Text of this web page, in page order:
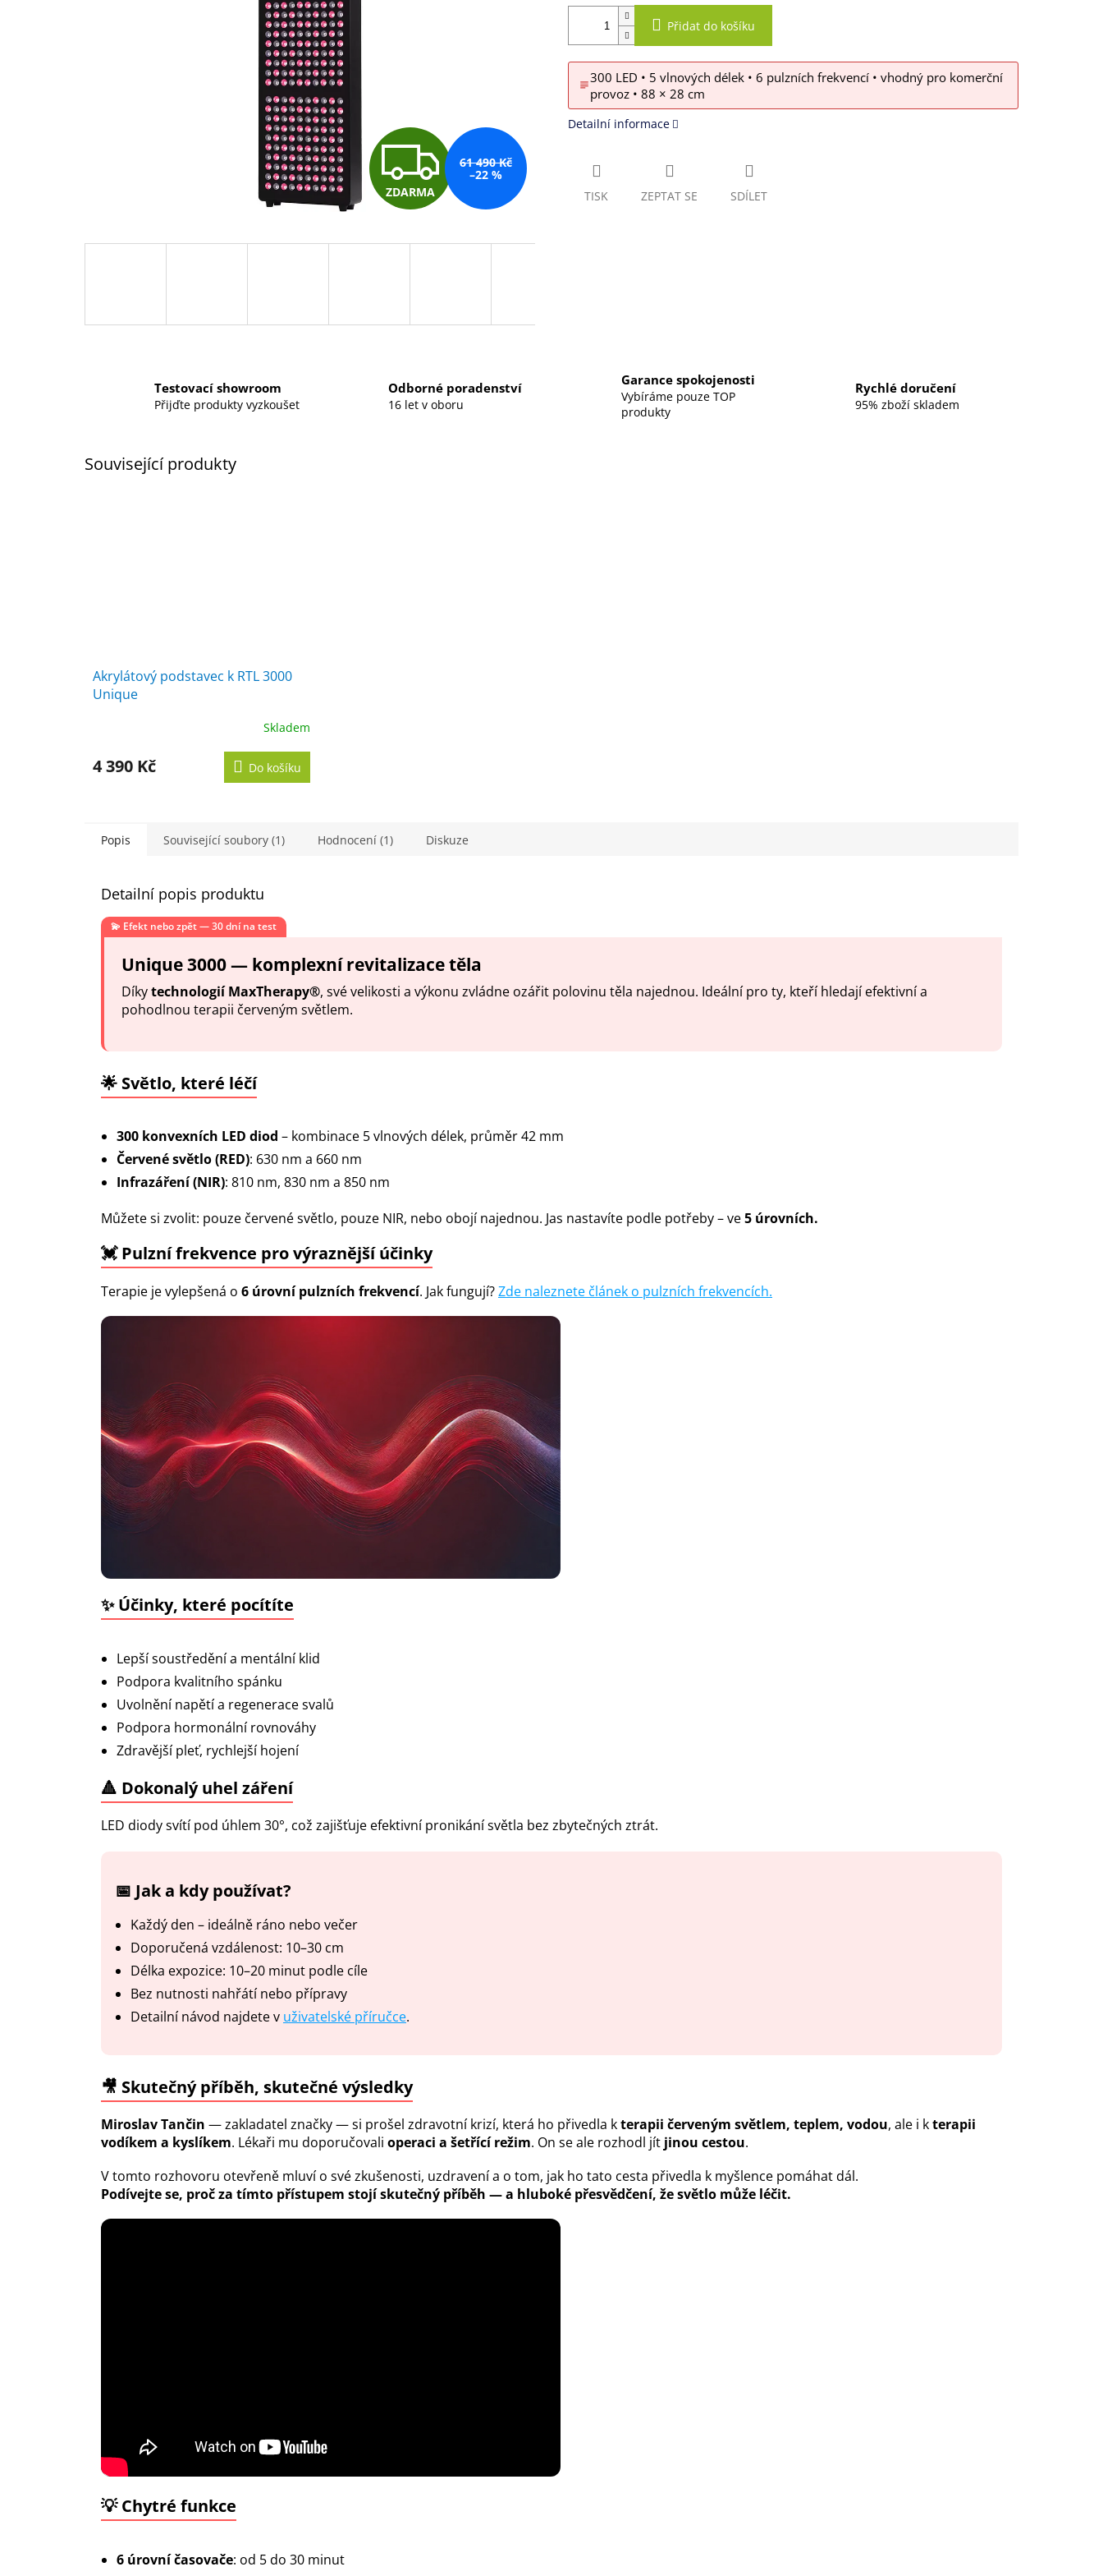
Z
D
R
M
ZDARMA
61 490 Kč
–22 %
Přidat do košíku
300 LED • 5 vlnových délek • 6 pulzních frekvencí • vhodný pro komerční
provoz • 88 × 28 cm
Detailní informace
TISK ZEPTAT SE SDÍLET
Testovací showroom
Přijďte produkty vyzkoušet
Odborné poradenství
16 let v oboru
Garance spokojenosti
Vybíráme pouze TOP
produkty
Rychlé doručení
95% zboží skladem
Související produkty
Akrylátový podstavec k RTL 3000
Unique
Skladem
4 390 Kč Do košíku
Popis Související soubory (1) Hodnocení (1) Diskuze
Detailní popis produktu
💫 Efekt nebo zpět — 30 dní na test
Unique 3000 — komplexní revitalizace těla
Díkytechnologií MaxTherapy®, své velikosti a výkonu zvládne ozářit polovinu těla najednou. Ideální pro ty, kteří hledají efektivní a
pohodlnou terapii červeným světlem.
🌟 Světlo, které léčí
300 konvexních LED diod – kombinace 5 vlnových délek, průměr 42 mm
Červené světlo (RED): 630 nm a 660 nm
Infrazáření (NIR): 810 nm, 830 nm a 850 nm
Můžete si zvolit: pouze červené světlo, pouze NIR, nebo obojí najednou. Jas nastavíte podle potřeby – ve5 úrovních.
💓 Pulzní frekvence pro výraznější účinky
Terapie je vylepšená o 6 úrovní pulzních frekvencí. Jak fungují?Zde naleznete článek o pulzních frekvencích.
✨ Účinky, které pocítíte
Lepší soustředění a mentální klid
Podpora kvalitního spánku
Uvolnění napětí a regenerace svalů
Podpora hormonální rovnováhy
Zdravější pleť, rychlejší hojení
🔺 Dokonalý uhel záření
LED diody svítí pod úhlem 30°, což zajišťuje efektivní pronikání světla bez zbytečných ztrát.
📅 Jak a kdy používat?
Každý den – ideálně ráno nebo večer
Doporučená vzdálenost: 10–30 cm
Délka expozice: 10–20 minut podle cíle
Bez nutnosti nahřátí nebo přípravy
Detailní návod najdete v uživatelské příručce.
🎥 Skutečný příběh, skutečné výsledky
Miroslav Tančin — zakladatel značky — si prošel zdravotní krizí, která ho přivedla kterapii červeným světlem, teplem, vodou, ale i kterapii
vodíkem a kyslíkem. Lékaři mu doporučovali operaci a šetřící režim. On se ale rozhodl jít jinou cestou.
V tomto rozhovoru otevřeně mluví o své zkušenosti, uzdravení a o tom, jak ho tato cesta přivedla k myšlence pomáhat dál.
Podívejte se, proč za tímto přístupem stojí skutečný příběh — a hluboké přesvědčení, že světlo může léčit.
💡 Chytré funkce
6 úrovní časovače: od 5 do 30 minut